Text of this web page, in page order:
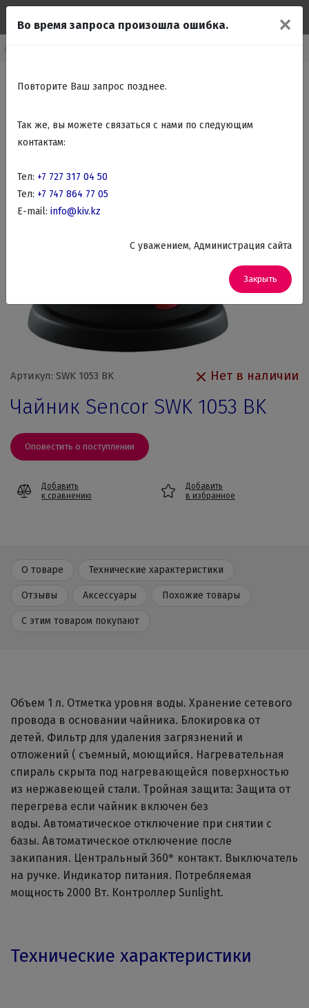
Артикул: SWK 1053 BK Нет в наличии
Чайник Sencor SWK 1053 BK
Оповестить о поступлении
Добавить
к сравнению
Добавить
в избранное
О товаре Технические характеристики
Отзывы Аксессуары Похожие товары
С этим товаром покупают
Объем 1 л. Отметка уровня воды. Хранение сетевого
провода в основании чайника. Блокировка от
детей. Фильтр для удаления загрязнений и
отложений ( съемный, моющийся. Нагревательная
спираль скрыта под нагревающейся поверхностью
из нержавеющей стали. Тройная защита: Защита от
перегрева если чайник включен без
воды. Автоматическое отключение при снятии с
базы. Автоматическое отключение после
закипания. Центральный 360° контакт. Выключатель
на ручке. Индикатор питания. Потребляемая
мощность 2000 Вт. Контроллер Sunlight.
Технические характеристики
✕
Во время запроса произошла ошибка.
Повторите Ваш запрос позднее.
Так же, вы можете связаться с нами по следующим
контактам:
Тел: +7 727 317 04 50
Тел: +7 747 864 77 05
E-mail: info@kiv.kz
C уважением, Администрация сайта
Закрыть